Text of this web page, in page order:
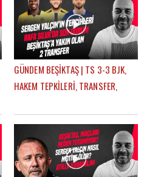
GÜNDEM BEŞİKTAŞ | TS 3-3 BJK,
HAKEM TEPKİLERİ, TRANSFER,
ÇAĞDAŞ SEVİNÇ